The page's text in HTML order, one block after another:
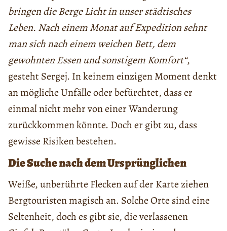
bringen die Berge Licht in unser städtisches
Leben. Nach einem Monat auf Expedition sehnt
man sich nach einem weichen Bett, dem
gewohnten Essen und sonstigem Komfort“,
gesteht Sergej. In keinem einzigen Moment denkt
an mögliche Unfälle oder befürchtet, dass er
einmal nicht mehr von einer Wanderung
zurückkommen könnte. Doch er gibt zu, dass
gewisse Risiken bestehen.
Die Suche nach dem Ursprünglichen
Weiße, unberührte Flecken auf der Karte ziehen
Bergtouristen magisch an. Solche Orte sind eine
Seltenheit, doch es gibt sie, die verlassenen